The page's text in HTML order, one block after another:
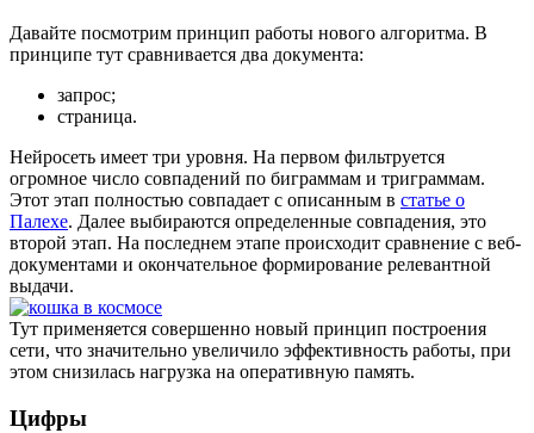
Давайте посмотрим принцип работы нового алгоритма. В
принципе тут сравнивается два документа:
запрос;
страница.
Нейросеть имеет три уровня. На первом фильтруется
огромное число совпадений по биграммам и триграммам.
Этот этап полностью совпадает с описанным в статье о
Палехе. Далее выбираются определенные совпадения, это
второй этап. На последнем этапе происходит сравнение с веб-
документами и окончательное формирование релевантной
выдачи.
Тут применяется совершенно новый принцип построения
сети, что значительно увеличило эффективность работы, при
этом снизилась нагрузка на оперативную память.
Цифры